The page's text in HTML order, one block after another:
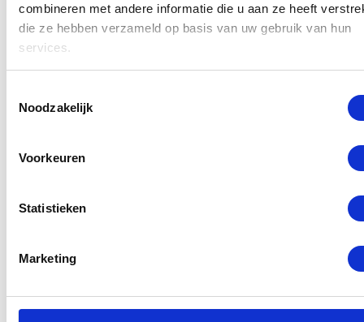
combineren met andere informatie die u aan ze heeft
die ze hebben verzameld op basis van uw gebruik van hun
services.
Noodzakelijk
Voorkeuren
Statistieken
Marketing
– U heeft een inkt vlek op het LCD van uw Macbook
pro. Dit is het onderdeel dat beeld geeft.
nog andere schades heeft, vindt u hieronder wat de
uitgevoerd met originele Apple onderdelen door een
Garantie en verzekering
voor MacBook Pro